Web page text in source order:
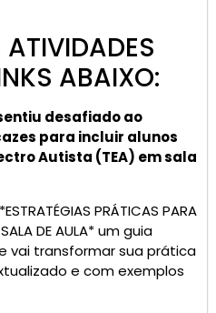
ABAIXO:
desafiado ao
para incluir alunos
Autista (TEA) em sala
PRÁTICAS PARA
DE AULA* um guia
vai transformar sua prática
e com exemplos